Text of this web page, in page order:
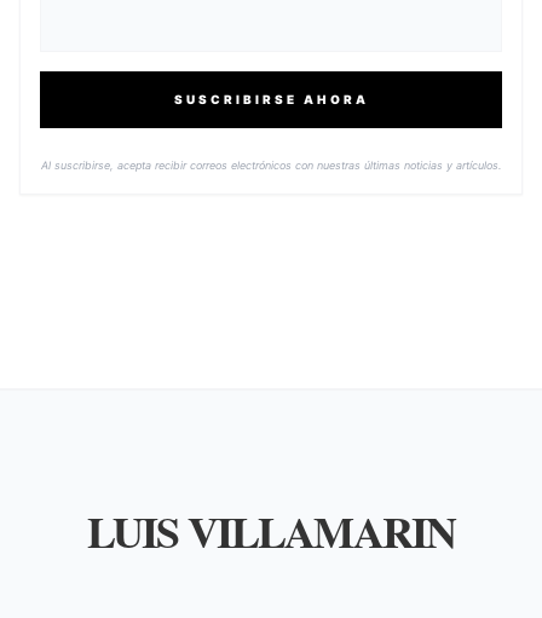
SUSCRIBIRSE AHORA
Al suscribirse, acepta recibir correos electrónicos con nuestras últimas noticias y artículos.
LUIS VILLAMARIN